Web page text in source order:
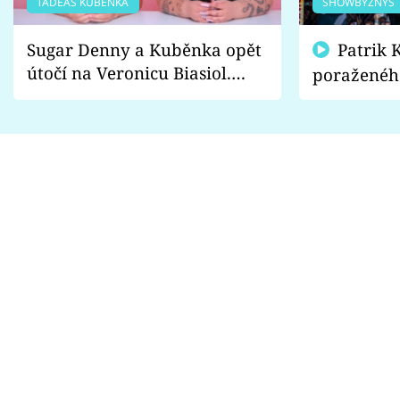
Sugar Denny a Kuběnka opět
útočí na Veronicu Biasiol.
Proč je podle nich falešná a
fanoušci